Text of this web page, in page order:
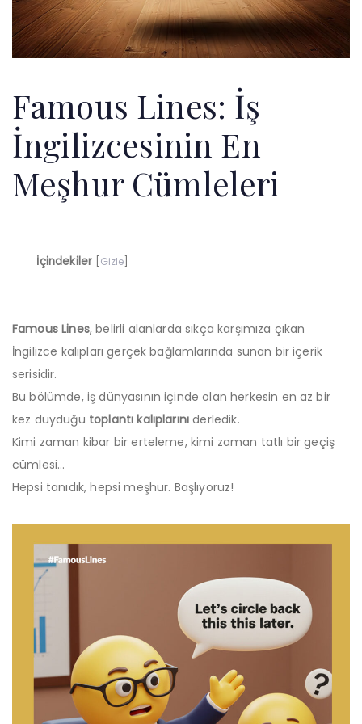
Famous Lines: İş
İngilizcesinin En
Meşhur Cümleleri
İçindekiler Gizle
Famous Lines, belirli alanlarda sıkça karşımıza çıkan
İngilizce kalıpları gerçek bağlamlarında sunan bir içerik
serisidir.
Bu bölümde, iş dünyasının içinde olan herkesin en az bir
kez duyduğu toplantı kalıplarını derledik.
Kimi zaman kibar bir erteleme, kimi zaman tatlı bir geçiş
cümlesi…
Hepsi tanıdık, hepsi meşhur. Başlıyoruz!